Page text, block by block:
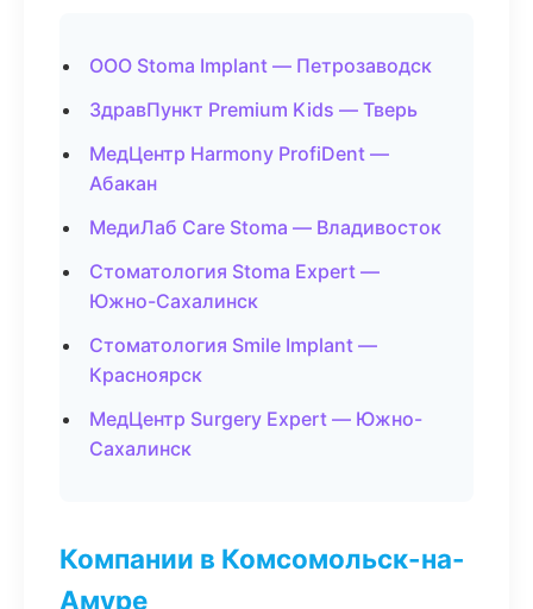
ООО Stoma Implant — Петрозаводск
ЗдравПункт Premium Kids — Тверь
МедЦентр Harmony ProfiDent —
Абакан
МедиЛаб Care Stoma — Владивосток
Стоматология Stoma Expert —
Южно-Сахалинск
Стоматология Smile Implant —
Красноярск
МедЦентр Surgery Expert — Южно-
Сахалинск
Компании в Комсомольск-на-
Амуре